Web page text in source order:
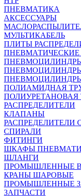
ПНЕВМАТИКА
АКСЕССУАРЫ
МУЛЬТИКАБЕЛЬ
ПЛИТЫ
ПНЕВМАТИЧЕСКИЕ
ПОЛИАМИДНАЯ
ПОЛИУРЕТАНОВАЯ
РАСПРЕДЕЛИТЕЛИ
КЛАПАНЫ
РАСПРЕДЕЛИТЕЛИ
СПИРАЛИ
ФИТИНГИ
ШКАФЫ
ШЛАНГИ
ПРОМЫШЛЕННЫЕ
КРАНЫ ШАРОВЫЕ
ПРОМЫШЛЕННЫЕ
ЗАПЧАСТИ